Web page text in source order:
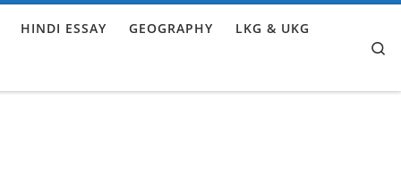
HINDI ESSAY GEOGRAPHY LKG & UKG